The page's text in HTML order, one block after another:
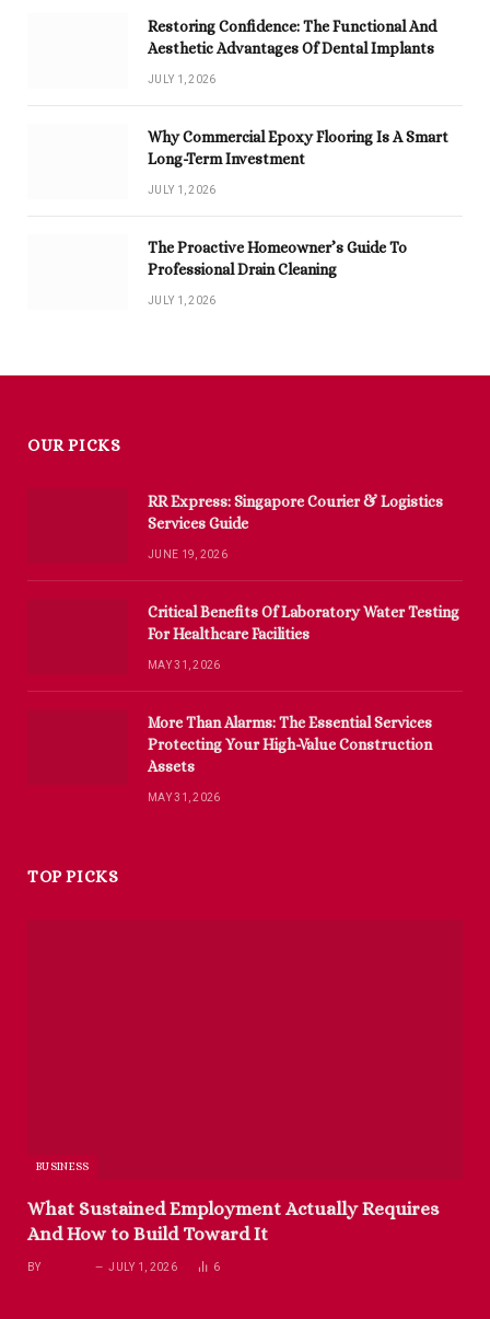
Restoring Confidence: The Functional And
Aesthetic Advantages Of Dental Implants
JULY 1, 2026
Why Commercial Epoxy Flooring Is A Smart
Long-Term Investment
JULY 1, 2026
The Proactive Homeowner’s Guide To
Professional Drain Cleaning
JULY 1, 2026
OUR PICKS
RR Express: Singapore Courier & Logistics
Services Guide
JUNE 19, 2026
Critical Benefits Of Laboratory Water Testing
For Healthcare Facilities
MAY 31, 2026
More Than Alarms: The Essential Services
Protecting Your High-Value Construction
Assets
MAY 31, 2026
TOP PICKS
BUSINESS
What Sustained Employment Actually Requires
And How to Build Toward It
BY JULY 1, 2026 6